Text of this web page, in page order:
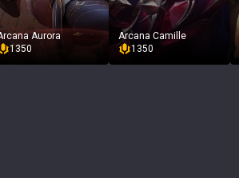
Aurora
1350
Arcana Camille
1350